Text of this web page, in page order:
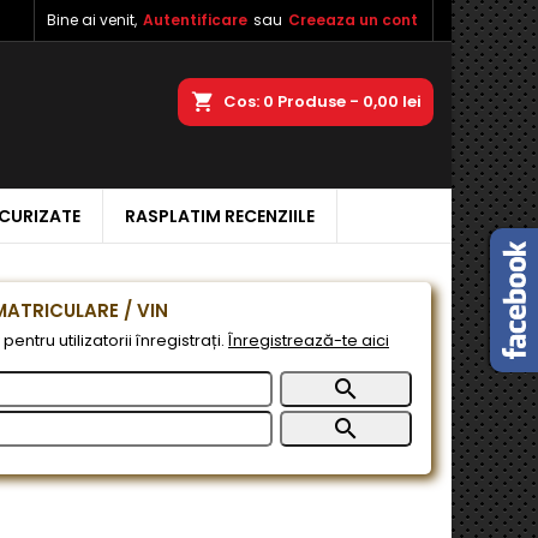
Bine ai venit, Autentificare sau Creeaza un cont
Cos 0 Produse - 0,00 lei
RASPLATIM RECENZIILE
/ VIN
utilizatorii înregistrați. Înregistrează-te aici

